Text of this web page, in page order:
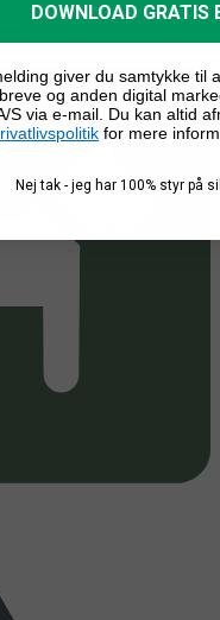
DOWNLOAD GRATIS
giver du samtykke til
og anden digital
S via e-mail. Du kan altid
for mere
Nej tak - jeg har 100% styr på